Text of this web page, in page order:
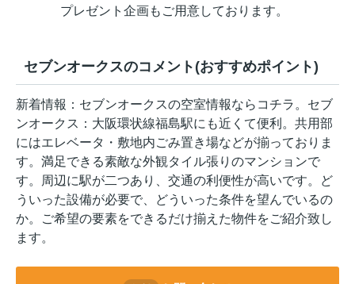
プレゼント企画もご用意しております。
セブンオークスのコメント(おすすめポイント)
新着情報：セブンオークスの空室情報ならコチラ。セブ
ンオークス：大阪環状線福島駅にも近くて便利。共用部
にはエレベータ・敷地内ごみ置き場などが揃っておりま
す。満足できる素敵な外観タイル張りのマンションで
す。周辺に駅が二つあり、交通の利便性が高いです。ど
ういった設備が必要で、どういった条件を望んでいるの
か。ご希望の要素をできるだけ揃えた物件をご紹介致し
ます。